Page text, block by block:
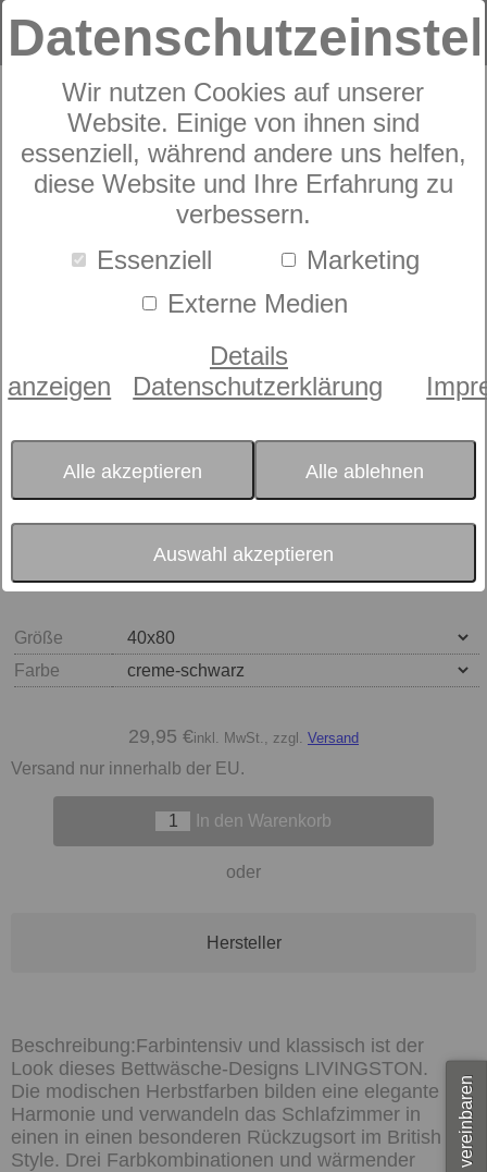
Wir nutzen Cookies auf unserer
Website. Einige von ihnen sind
essenziell, während andere uns helfen,
diese Website und Ihre Erfahrung zu
verbessern.
Essenziell
Marketing
Externe Medien
Details
anzeigen
Datenschutzerklärung
Alle akzeptieren Alle ablehnen
Auswahl akzeptieren
Elegante
Bettwäsche
Livingston
Größe
Farbe
29,95 €inkl. MwSt., zzgl. Versand
Versand nur innerhalb der EU.
In den Warenkorb
oder
Hersteller
Farbintensiv und klassisch ist der
Look dieses Bettwäsche-Designs LIVINGSTON.
Die modischen Herbstfarben bilden eine elegante
Harmonie und verwandeln das Schlafzimmer in
einen in einen besonderen Rückzugsort im British
Style. Drei Farbkombinationen und wärmender